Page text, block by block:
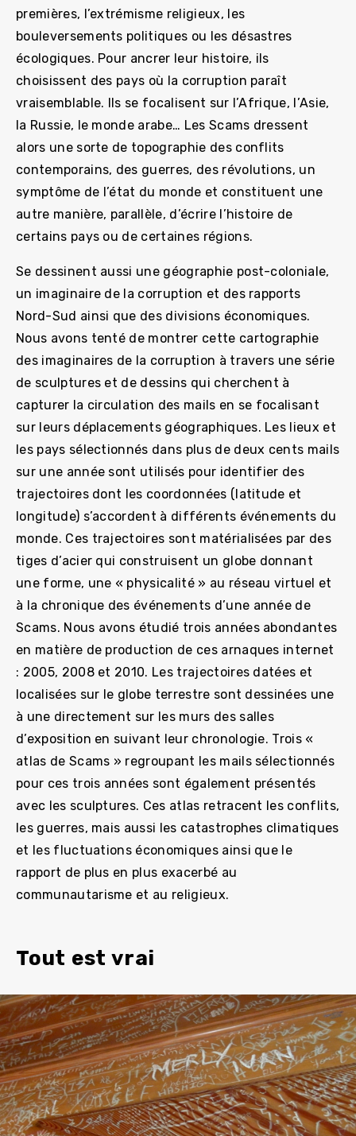
premières, l’extrémisme religieux, les
bouleversements politiques ou les désastres
écologiques. Pour ancrer leur histoire, ils
choisissent des pays où la corruption paraît
vraisemblable. Ils se focalisent sur l’Afrique, l’Asie,
la Russie, le monde arabe… Les Scams dressent
alors une sorte de topographie des conflits
contemporains, des guerres, des révolutions, un
symptôme de l’état du monde et constituent une
autre manière, parallèle, d’écrire l’histoire de
certains pays ou de certaines régions.
Se dessinent aussi une géographie post-coloniale,
un imaginaire de la corruption et des rapports
Nord-Sud ainsi que des divisions économiques.
Nous avons tenté de montrer cette cartographie
des imaginaires de la corruption à travers une série
de sculptures et de dessins qui cherchent à
capturer la circulation des mails en se focalisant
sur leurs déplacements géographiques. Les lieux et
les pays sélectionnés dans plus de deux cents mails
sur une année sont utilisés pour identifier des
trajectoires dont les coordonnées (latitude et
longitude) s’accordent à différents événements du
monde. Ces trajectoires sont matérialisées par des
tiges d’acier qui construisent un globe donnant
une forme, une « physicalité » au réseau virtuel et
à la chronique des événements d’une année de
Scams. Nous avons étudié trois années abondantes
en matière de production de ces arnaques internet
: 2005, 2008 et 2010. Les trajectoires datées et
localisées sur le globe terrestre sont dessinées une
à une directement sur les murs des salles
d’exposition en suivant leur chronologie. Trois «
atlas de Scams » regroupant les mails sélectionnés
pour ces trois années sont également présentés
avec les sculptures. Ces atlas retracent les conflits,
les guerres, mais aussi les catastrophes climatiques
et les fluctuations économiques ainsi que le
rapport de plus en plus exacerbé au
communautarisme et au religieux.
Tout est vrai